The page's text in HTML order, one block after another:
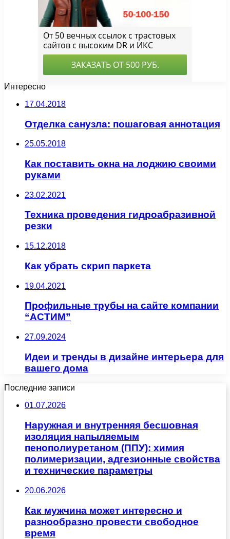
Интересно
17.04.2018
Отделка санузла: пошаговая аннотация
25.05.2018
Как поставить окна на лоджию своими
руками
23.02.2021
Техника проведения гидроабразивной
резки
15.12.2018
Как убрать скрип паркета
19.04.2021
Профильные трубы на сайте компании
“АСТИМ”
27.09.2024
Идеи и тренды в дизайне интерьера для
вашего дома
Последние записи
01.07.2026
Наружная и внутренняя бесшовная
изоляция напыляемым
пенополиуретаном (ППУ): химия
полимеризации, адгезионные свойства
и технические параметры
20.06.2026
Как мужчина может интересно и
разнообразно провести свободное
время